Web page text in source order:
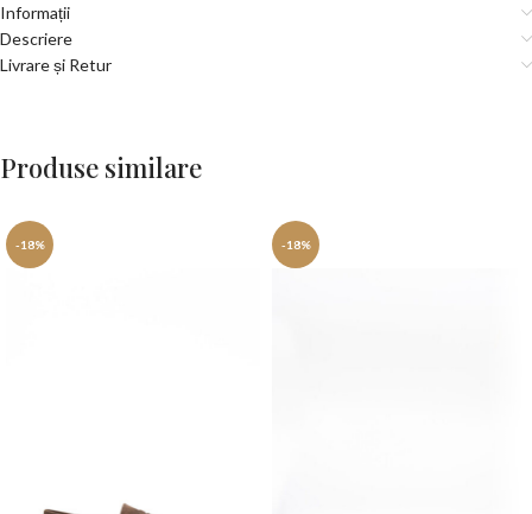
Informații
Descriere
Livrare și Retur
Produse similare
-18% -18%